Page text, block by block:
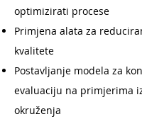
optimizirati procese
Primjena alata za
kvalitete
Postavljanje modela za
evaluaciju na primjerima
okruženja